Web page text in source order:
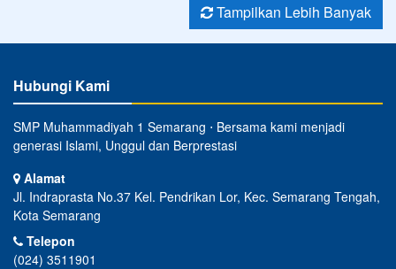
Tampilkan Lebih Banyak
Hubungi Kami
SMP Muhammadiyah 1 Semarang ⋅ Bersama kami menjadi
generasi Islami, Unggul dan Berprestasi
Alamat
Jl. Indraprasta No.37 Kel. Pendrikan Lor, Kec. Semarang Tengah,
Kota Semarang
Telepon
(024) 3511901